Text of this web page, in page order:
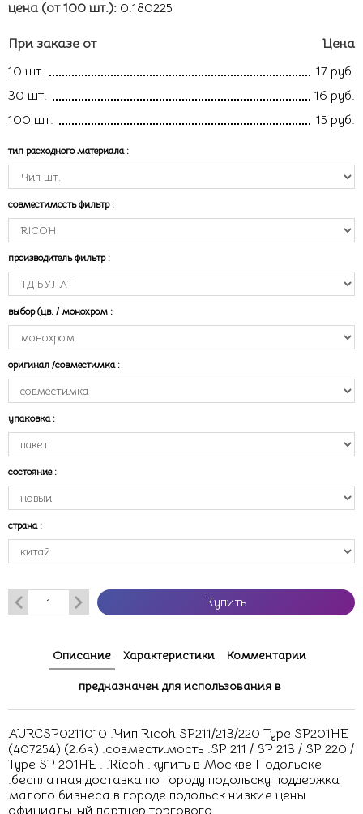
цена (от 100 шт.): 0.180225
При заказе от
Цена
10 шт.
17 руб.
30 шт.
16 руб.
100 шт.
15 руб.
тип расходного материала :
совместимость фильтр :
производитель фильтр :
выбор (цв. / монохром :
оригинал /совместимка :
упаковка :
состояние :
страна :
Купить
Описание Характеристики Комментарии
предназначен для использования в
AURCSP0211010 .Чип Ricoh SP211/213/220 Type SP201HE
(407254) (2.6k) .совместимость .SP 211 / SP 213 / SP 220 /
Type SP 201HE . .Ricoh .купить в Москве Подольске
.бесплатная доставка по городу подольску поддержка
малого бизнеса в городе подольск низкие цены
официальный партнер торгового